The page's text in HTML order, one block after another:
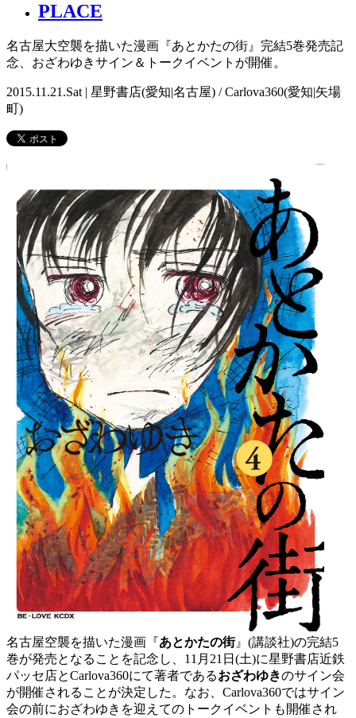
PLACE
名古屋大空襲を描いた漫画『あとかたの街』完結5巻発売記
念、おざわゆきサイン＆トークイベントが開催。
2015.11.21.Sat | 星野書店(愛知|名古屋) / Carlova360(愛知|矢場
町)
名古屋空襲を描いた漫画『あとかたの街』(講談社)の完結5
巻が発売となることを記念し、11月21日(土)に星野書店近鉄
パッセ店とCarlova360にて著者であるおざわゆきのサイン会
が開催されることが決定した。なお、Carlova360ではサイン
会の前におざわゆきを迎えてのトークイベントも開催され